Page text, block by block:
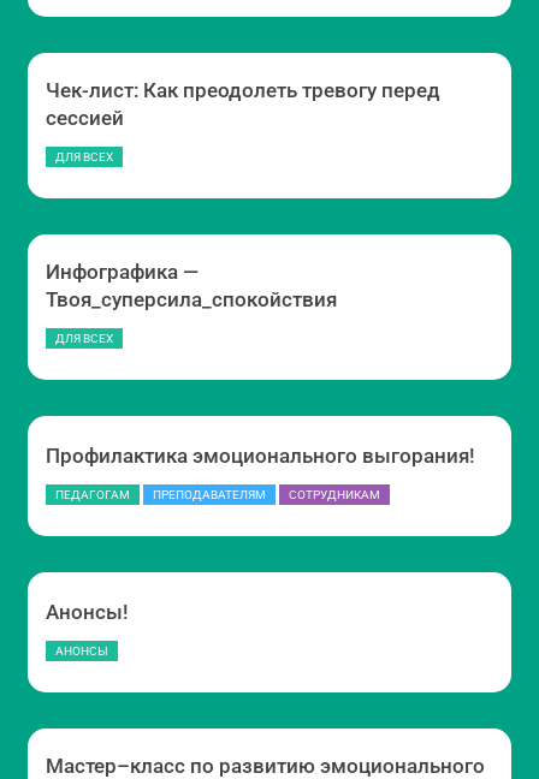
Чек-лист: Как преодолеть тревогу перед
сессией
ДЛЯ ВСЕХ
Инфографика —
Твоя_суперсила_спокойствия
ДЛЯ ВСЕХ
Профилактика эмоционального выгорания!
ПЕДАГОГАМ ПРЕПОДАВАТЕЛЯМ СОТРУДНИКАМ
Анонсы!
АНОНСЫ
Мастер–класс по развитию эмоционального